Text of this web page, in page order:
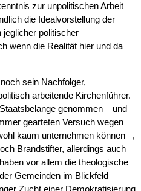
zur unpolitischen Arbeit
die Idealvorstellung der
jeglicher politischer
wenn die Realität hier und da
sein Nachfolger,
arbeitende Kirchenführer.
genommen – und
gearteten Versuch wegen
kaum unternehmen können –,
Brandstifter, allerdings auch
vor allem die theologische
Gemeinden im Blickfeld